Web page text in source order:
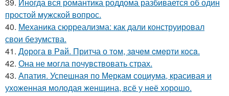
простой мужской вопрос.
40. Механика сюрреализма: как дали конструировал
свои безумства.
41. Дoрога в Рaй. Притча о тoм, зaчeм cмeрти кoсa.
42. Она не могла почувствовать страх.
43. Апатия. Успешная по Меркам социума, красивая и
ухоженная молодая женщина, всё у неё хорошо.